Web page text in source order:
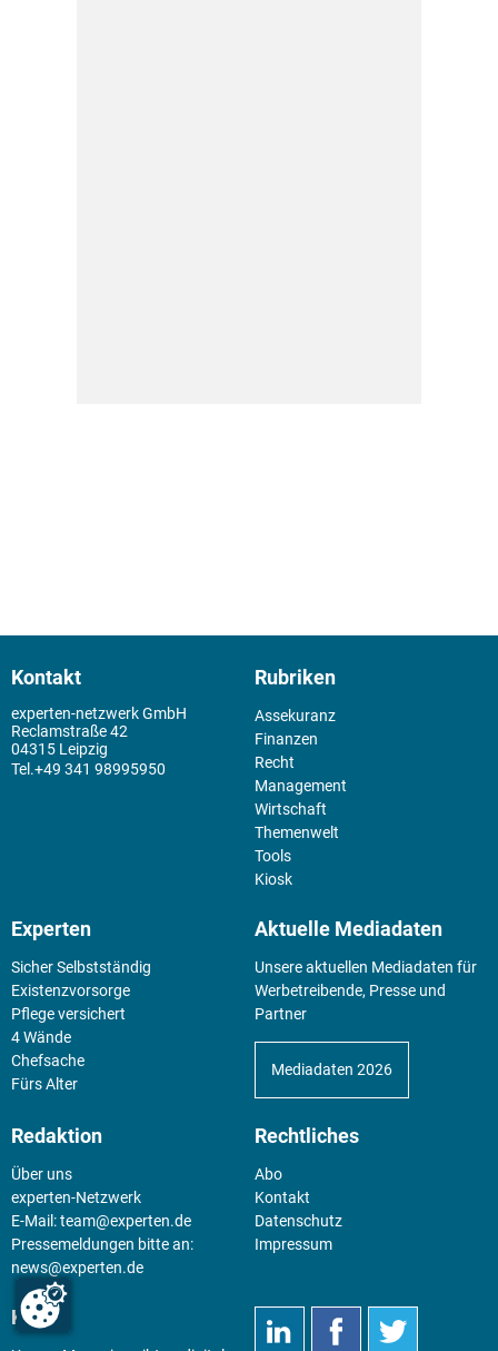
Kontakt
experten-netzwerk GmbH
Reclamstraße 42
04315 Leipzig
+49 341 98995950
Rubriken
Assekuranz
Finanzen
Recht
Management
Wirtschaft
Themenwelt
Tools
Kiosk
Experten
Sicher Selbstständig
Existenz­vorsorge
Pflege versichert
4 Wände
Chefsache
Fürs Alter
Aktuelle Mediadaten
Unsere aktuellen Mediadaten für
Werbetreibende, Presse und
Partner
Mediadaten 2026
Redaktion
Über uns
experten-Netzwerk
E-Mail:team@experten.de
Pressemeldungen bitte an:
news@experten.de
Rechtliches
Abo
Kontakt
Datenschutz
Impressum
KIOSK